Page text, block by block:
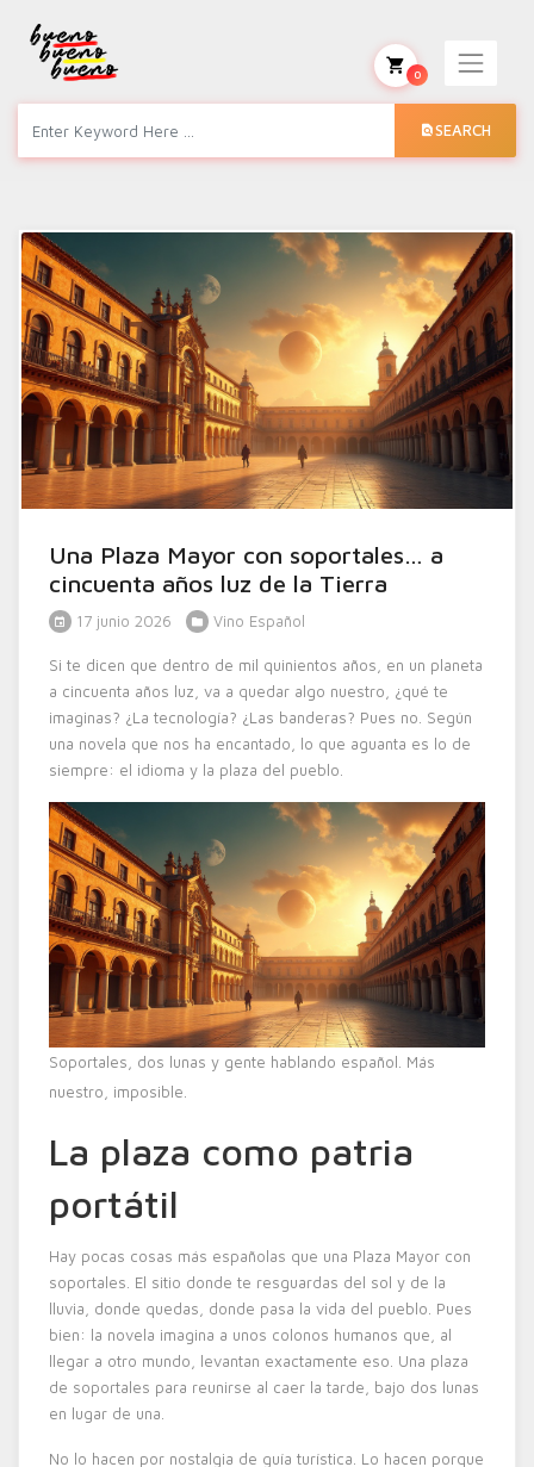
SEARCH
0
Una Plaza Mayor con soportales… a
cincuenta años luz de la Tierra
17 junio 2026 Vino Español
Si te dicen que dentro de mil quinientos años, en un planeta
a cincuenta años luz, va a quedar algo nuestro, ¿qué te
imaginas? ¿La tecnología? ¿Las banderas? Pues no. Según
una novela que nos ha encantado, lo que aguanta es lo de
siempre: el idioma y la plaza del pueblo.
Soportales, dos lunas y gente hablando español. Más
nuestro, imposible.
La plaza como patria
portátil
Hay pocas cosas más españolas que una Plaza Mayor con
soportales. El sitio donde te resguardas del sol y de la
lluvia, donde quedas, donde pasa la vida del pueblo. Pues
bien: la novela imagina a unos colonos humanos que, al
llegar a otro mundo, levantan exactamente eso. Una plaza
de soportales para reunirse al caer la tarde, bajo dos lunas
en lugar de una.
No lo hacen por nostalgia de guía turística. Lo hacen porque